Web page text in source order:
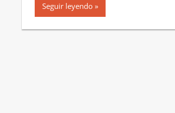
Seguir leyendo